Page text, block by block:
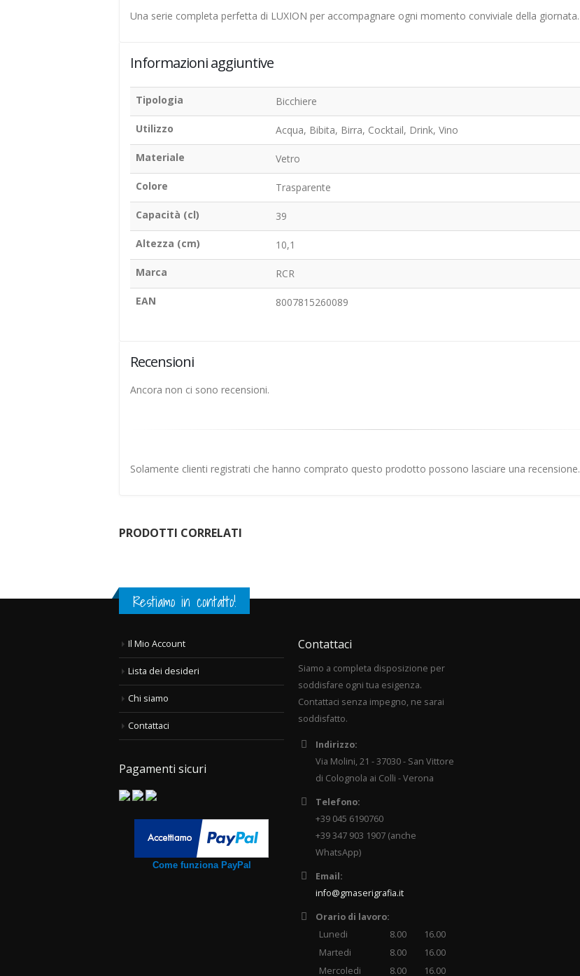
Una serie completa perfetta di LUXION per accompagnare ogni momento conviviale della giornata.
Informazioni aggiuntive
Tipologia Bicchiere
Utilizzo Acqua, Bibita, Birra, Cocktail, Drink, Vino
Materiale Vetro
Colore Trasparente
Capacità (cl) 39
Altezza (cm) 10,1
Marca RCR
EAN 8007815260089
Recensioni
Ancora non ci sono recensioni.
Solamente clienti registrati che hanno comprato questo prodotto possono lasciare una recensione.
PRODOTTI CORRELATI
Restiamo in contatto!
Il Mio Account
Lista dei desideri
Chi siamo
Contattaci
Pagamenti sicuri
Come funziona PayPal
Contattaci
Siamo a completa disposizione per
soddisfare ogni tua esigenza.
Contattaci senza impegno, ne sarai
soddisfatto.
Indirizzo:
Via Molini, 21 - 37030 - San Vittore
di Colognola ai Colli - Verona
Telefono:
+39 045 6190760
+39 347 903 1907 (anche
WhatsApp)
Email:
info@gmaserigrafia.it
Orario di lavoro:
Lunedi
8.00
16.00
Martedi
8.00
16.00
Mercoledi
8.00
16.00